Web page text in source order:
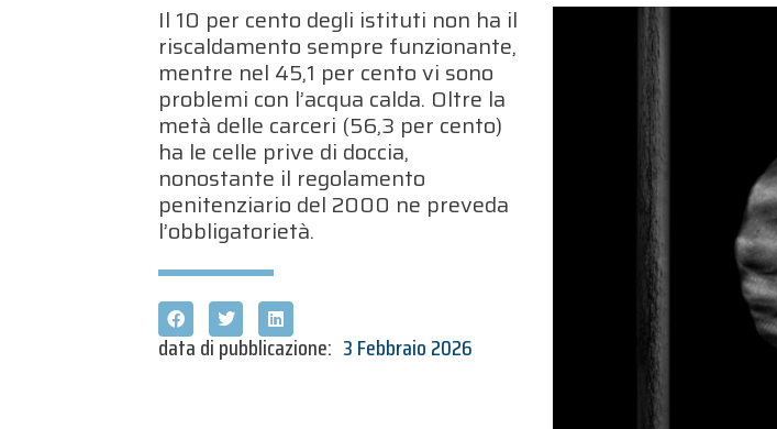
Il 10 per cento degli istituti non ha il
riscaldamento sempre funzionante,
mentre nel 45,1 per cento vi sono
problemi con l’acqua calda. Oltre la
metà delle carceri (56,3 per cento)
ha le celle prive di doccia,
nonostante il regolamento
penitenziario del 2000 ne preveda
l’obbligatorietà.
data di pubblicazione: 3 Febbraio 2026